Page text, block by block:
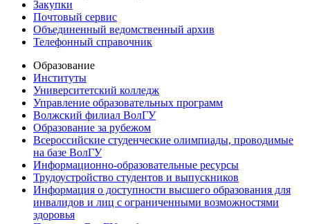
Закупки
Почтовый сервис
Объединенный ведомственный архив
Телефонный справочник
Образование
Институты
Университетский колледж
Управление образовательных программ
Волжский филиал ВолГУ
Образование за рубежом
Всероссийские студенческие олимпиады, проводимые
на базе ВолГУ
Информационно-образовательные ресурсы
Трудоустройство студентов и выпускников
Информация о доступности высшего образования для
инвалидов и лиц с ограниченными возможностями
здоровья